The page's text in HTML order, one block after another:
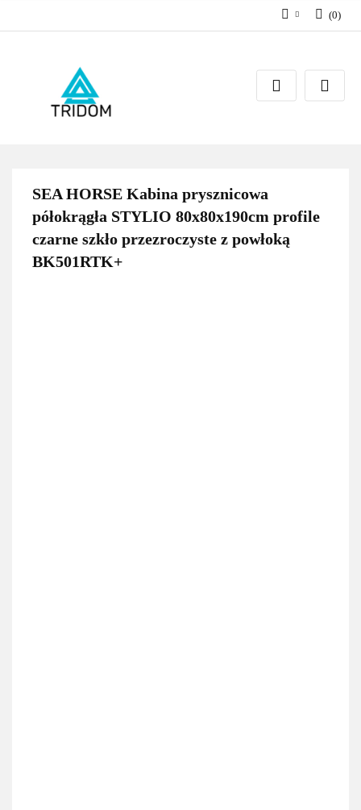
Dodaj zgłoszenie
(0)
SEA HORSE Kabina prysznicowa
półokrągła STYLIO 80x80x190cm profile
czarne szkło przezroczyste z powłoką
BK501RTK+